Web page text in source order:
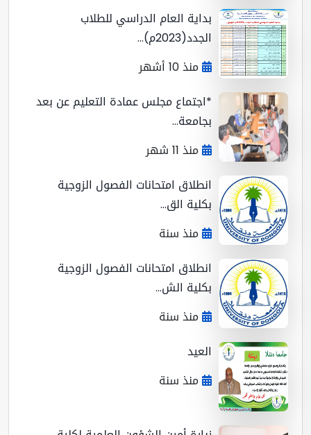
بداية العام الدراسي للطلاب
الجدد(2023م)...
منذ 10 أشهر
*اجتماع مجلس عمادة التعليم عن بعد
بجامعة...
منذ 11 شهر
انطلاق امتحانات الفصول الزوجية
بكلية الق...
منذ سنة
انطلاق امتحانات الفصول الزوجية
بكلية الش...
منذ سنة
العيد
منذ سنة